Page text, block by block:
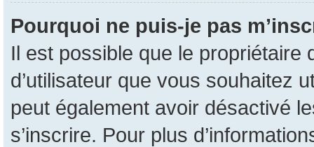
Pourquoi ne puis-je pas
Il est possible que le propriétaire
d’utilisateur que vous souhaitez
peut également avoir désactivé
s’inscrire. Pour plus